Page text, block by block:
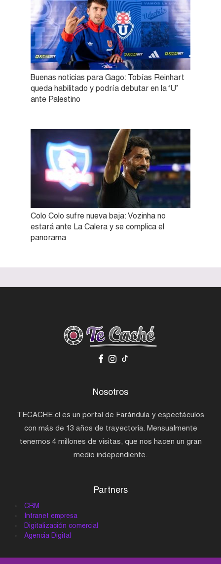
Buenas noticias para Gago: Tobías Reinhart
queda habilitado y podría debutar en la ‘U’
ante Palestino
Colo Colo sufre nueva baja: Vozinha no
estará ante La Calera y se complica el
panorama
Nosotros
TECACHE.cl es un portal de Farándula y espectáculos
con más de 13 años de trayectoria. Mensualmente
tenemos 4 millones de visitas, que nos hacen un gran
medio independiente.
Partners
CRM
Intranet empresa
Digitalización comercial
Agencia Digital